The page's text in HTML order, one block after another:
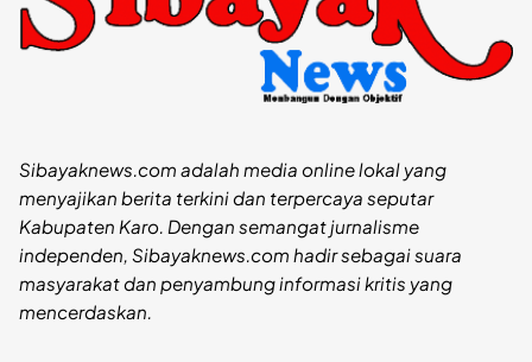
Sibayaknews.com adalah media online lokal yang
menyajikan berita terkini dan terpercaya seputar
Kabupaten Karo. Dengan semangat jurnalisme
independen, Sibayaknews.com hadir sebagai suara
masyarakat dan penyambung informasi kritis yang
mencerdaskan.